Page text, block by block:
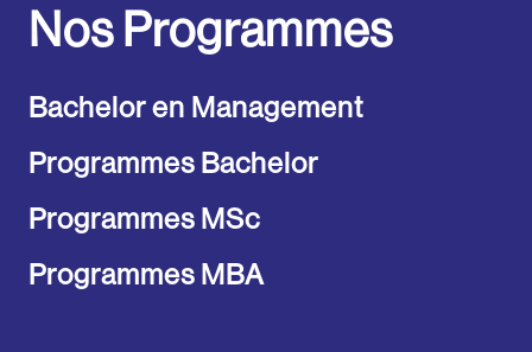
Nos Programmes
Bachelor en Management
Programmes Bachelor
Programmes MSc
Programmes MBA